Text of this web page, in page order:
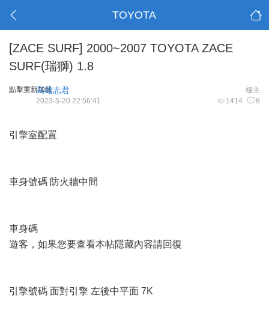
TOYOTA
[ZACE SURF] 2000~2007 TOYOTA ZACE
SURF(瑞獅) 1.8
點擊重新加載 樓主
高雄志君
1414 8
2023-5-20 22:56:41
引擎室配置
車身號碼 防火牆中間
車身碼
遊客，如果您要查看本帖隱藏內容請回復
引擎號碼 面對引擎 左後中平面 7K